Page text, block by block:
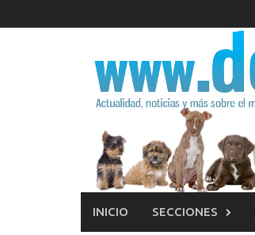
al
INICIO SECCIONES